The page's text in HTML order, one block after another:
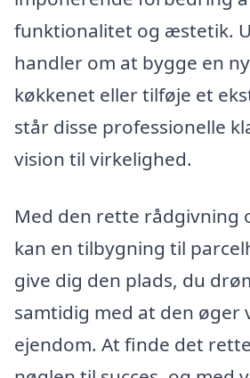
funktionalitet og æstetik.
handler om at bygge en
køkkenet eller tilføje et
står disse professionelle
vision til virkelighed.
Med den rette rådgivning
kan en tilbygning til
give dig den plads, du
samtidig med at den øger
ejendom. At finde det